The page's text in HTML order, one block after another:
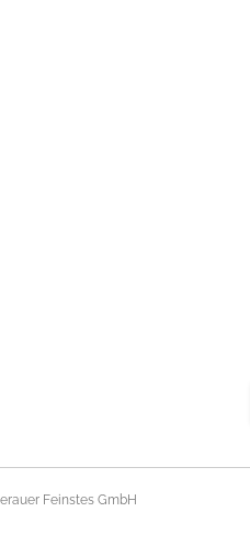
Feinstes GmbH